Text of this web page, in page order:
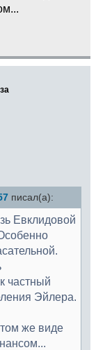
писал(а):
Евклидовой
частный
Эйлера.
же виде